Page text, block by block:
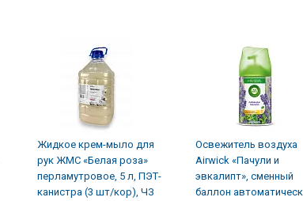
Жидкое крем-мыло для
рук ЖМС «Белая роза»
перламутровое, 5 л, ПЭТ-
канистра (3 шт/кор), ЧЗ
Освежитель воздуха
Airwick «Пачули и
эвкалипт», сменный
баллон